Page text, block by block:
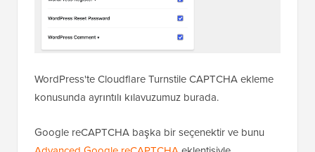
konusunda ayrıntılı kılavuzumuz burada.
Google reCAPTCHA başka bir seçenektir ve bunu
Advanced Google reCAPTCHAeklentisiyle
ekleyebilirsiniz. Artık önermiyoruz çünkü Google, tüm
değerlendirme ile sınırladı, oysa Cloudflare Turnstile
sınırsız ve ücretsiz kalır.